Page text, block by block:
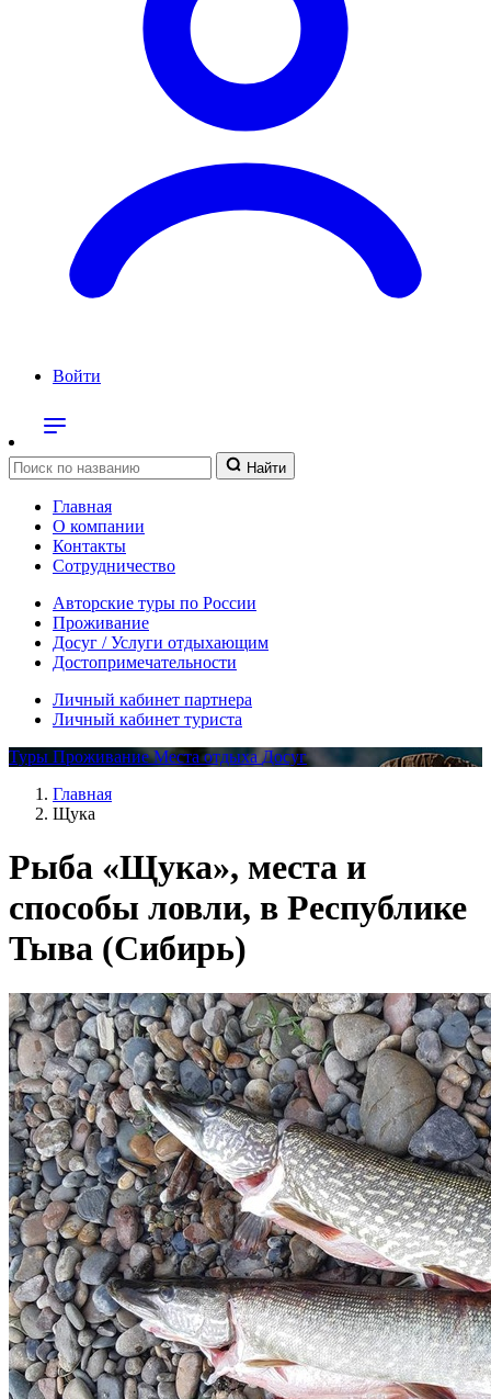
Войти
Найти
Главная
О компании
Контакты
Сотрудничество
Авторские туры по России
Проживание
Досуг / Услуги отдыхающим
Достопримечательности
Личный кабинет партнера
Личный кабинет туриста
Туры ПроживаниеМеста отдыха Досуг
Главная
Щука
Рыба «Щука», места и
способы ловли, в Республике
Тыва (Сибирь)